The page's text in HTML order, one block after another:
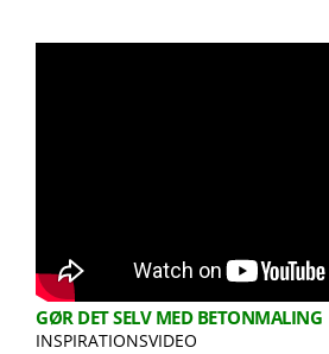
GØR DET SELV MED BETONMALING
INSPIRATIONSVIDEO